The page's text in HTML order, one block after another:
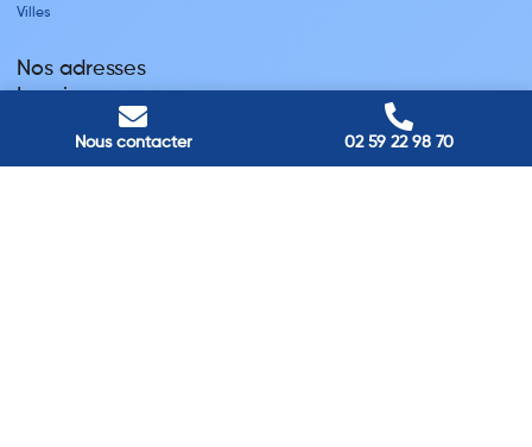
Nous contacter 02 59 22 98 70
Villes
Nos adresses
Louviers
45 avenue Winston Churchill, Louviers, France
Pont-Audemer
9 Rue du Président Georges Pompidou, Pont-Audemer, France